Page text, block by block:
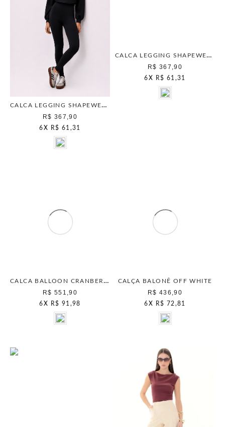
CALCA LEGGING SHAPEWEAR PRETO
R$ 367,90
6 X R$ 61,31
CALCA LEGGING SHAPEWEAR CAMELO
R$ 367,90
6 X R$ 61,31
CALCA BALLOON CRANBERRY
R$ 551,90
6 X R$ 91,98
CALÇA BALONÊ OFF WHITE
R$ 436,90
6 X R$ 72,81